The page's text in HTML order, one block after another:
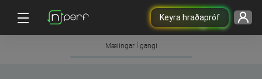
Keyra hraðapróf
Mælingar í gangi